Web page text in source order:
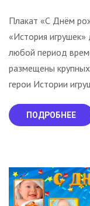
Плакат «С Днём
«История
любой период
размещены
герои Истории
ПОДРОБНЕЕ